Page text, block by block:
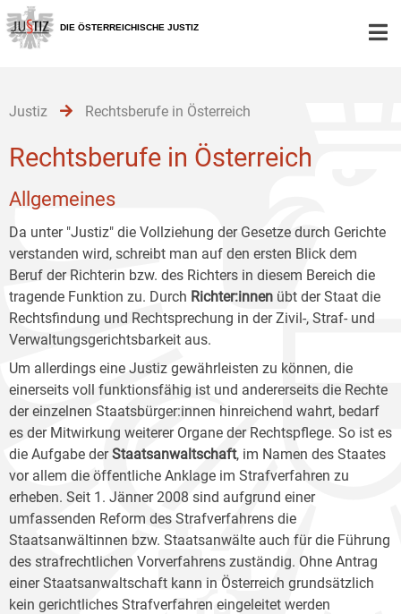
Zur
Hauptnavigation
[1]
Zum
Inhalt
[2]
Zum
Untermenü
[3]
DIE ÖSTERREICHISCHE JUSTIZ
Justiz Rechtsberufe in Österreich
Rechtsberufe in Österreich
Allgemeines
Da unter "Justiz" die Vollziehung der Gesetze durch Gerichte
verstanden wird, schreibt man auf den ersten Blick dem
Beruf der Richterin bzw. des Richters in diesem Bereich die
tragende Funktion zu. Durch Richter:innen übt der Staat die
Rechtsfindung und Rechtsprechung in der Zivil-, Straf- und
Verwaltungsgerichtsbarkeit aus.
Um allerdings eine Justiz gewährleisten zu können, die
einerseits voll funktionsfähig ist und andererseits die Rechte
der einzelnen Staatsbürger:innen hinreichend wahrt, bedarf
es der Mitwirkung weiterer Organe der Rechtspflege. So ist es
die Aufgabe derStaatsanwaltschaft, im Namen des Staates
vor allem die öffentliche Anklage im Strafverfahren zu
erheben. Seit 1. Jänner 2008 sind aufgrund einer
umfassenden Reform des Strafverfahrens die
Staatsanwältinnen bzw. Staatsanwälte auch für die Führung
des strafrechtlichen Vorverfahrens zuständig. Ohne Antrag
einer Staatsanwaltschaft kann in Österreich grundsätzlich
kein gerichtliches Strafverfahren eingeleitet werden